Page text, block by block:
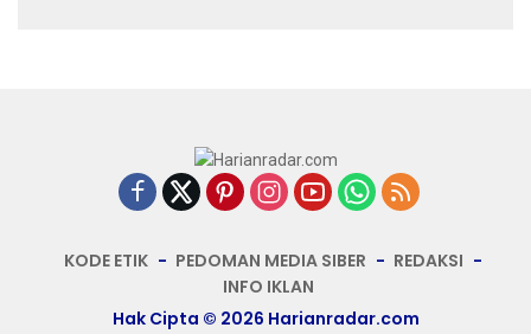
KODE ETIK PEDOMAN MEDIA SIBER
REDAKSI
INFO IKLAN
Hak Cipta © 2026 Harianradar.com